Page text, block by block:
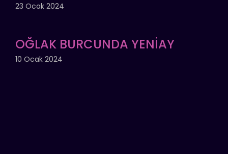
23 Ocak 2024
OĞLAK BURCUNDA YENİAY
10 Ocak 2024